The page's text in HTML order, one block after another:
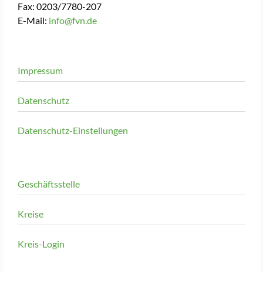
Fax: 0203/7780-207
E-Mail: info@fvn.de
Impressum
Datenschutz
Datenschutz-Einstellungen
Geschäftsstelle
Kreise
Kreis-Login